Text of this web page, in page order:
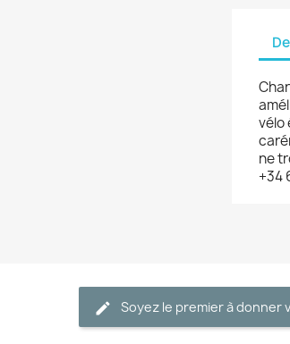
vélo
ne
+34
Soyez le premier à donner